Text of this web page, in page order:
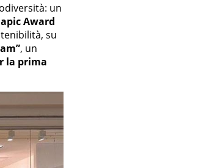
un
Award
su
, un
la prima